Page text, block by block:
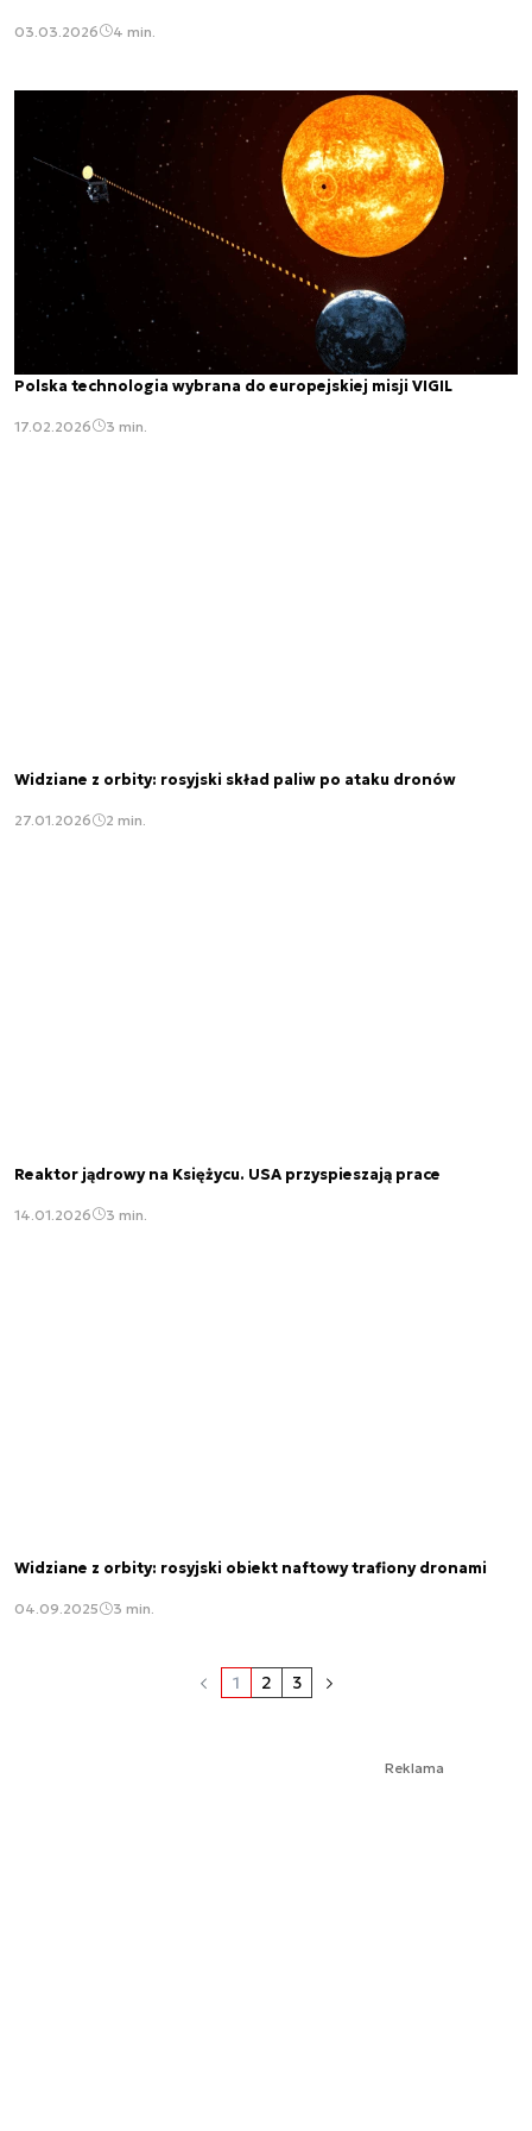
03.03.2026 4 min.
Polska technologia wybrana do europejskiej misji VIGIL
17.02.2026 3 min.
Widziane z orbity: rosyjski skład paliw po ataku dronów
27.01.2026 2 min.
Reaktor jądrowy na Księżycu. USA przyspieszają prace
14.01.2026 3 min.
Widziane z orbity: rosyjski obiekt naftowy trafiony dronami
04.09.2025 3 min.
1 2 3
Reklama